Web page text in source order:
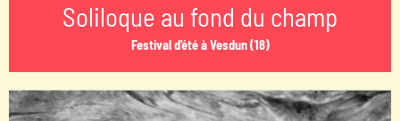
Soliloque au fond du champ
Festival d'été à Vesdun (18)